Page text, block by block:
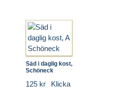
Säd i daglig kost,
Schöneck
125 kr
Klicka